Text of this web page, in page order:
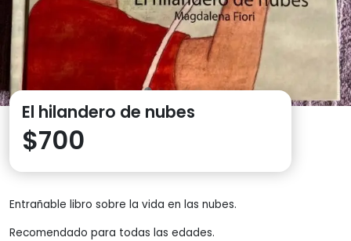
El hilandero de nubes
$700
Entrañable libro sobre la vida en las nubes.
Recomendado para todas las edades.